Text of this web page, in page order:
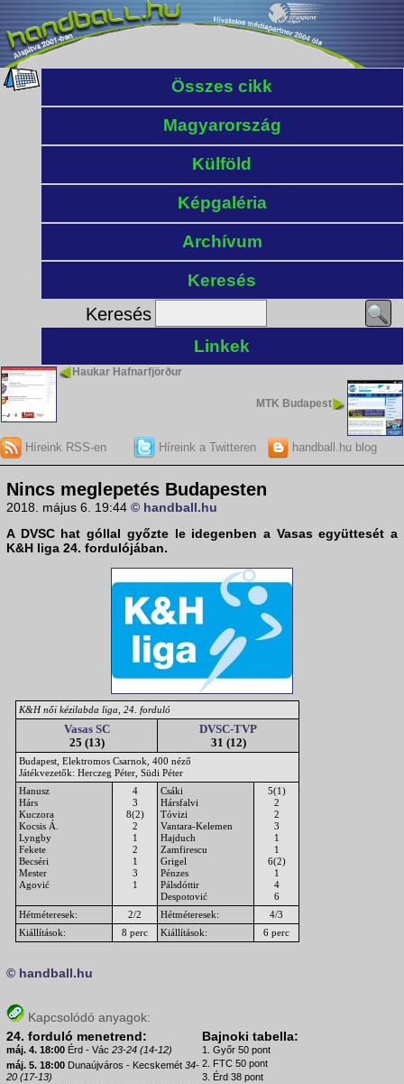
Összes cikk
Magyarország
Külföld
Képgaléria
Archívum
Keresés
Keresés
Linkek
Haukar Hafnarfjörður
MTK Budapest
Híreink RSS-en Híreink a Twitteren handball.hu blog
Nincs meglepetés Budapesten
2018. május 6. 19:44 © handball.hu
A DVSC hat góllal győzte le idegenben a Vasas együttesét a
K&H liga 24. fordulójában.
K&H női kézilabda liga, 24. forduló
Vasas SC
25 (13)
DVSC-TVP
31 (12)
Budapest, Elektromos Csarnok, 400 néző
Játékvezetők: Herczeg Péter, Südi Péter
Hanusz
Hárs
Kuczora
Kocsis Á.
Lyngby
Fekete
Becséri
Mester
Agović
4
3
8(2)
2
1
2
1
3
1
Csáki
Hársfalvi
Tóvizi
Vantara-Kelemen
Hajduch
Zamfirescu
Grigel
Pénzes
Pálsdóttir
Despotović
5(1)
2
2
3
1
1
6(2)
1
4
6
Hétméteresek:
2/2 Hétméteresek:
4/3
Kiállítások:
8 perc Kiállítások: 6 perc
© handball.hu
Kapcsolódó anyagok:
24. forduló menetrend:
máj. 4. 18:00 Érd - Vác 23-24 (14-12)
máj. 5. 18:00 Dunaújváros - Kecskemét 34-
20 (17-13)
Bajnoki tabella:
1. Győr 50 pont
2. FTC 50 pont
3. Érd 38 pont